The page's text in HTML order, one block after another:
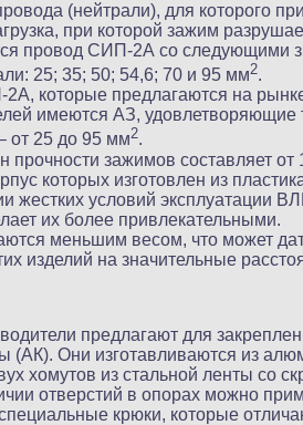
(нейтрали), для которого
при которой зажим
провод СИП-2А со следующими
25; 35; 50; 54,6; 70 и 95 мм2.
которые предлагаются на
имеются АЗ,
от 25 до 95 мм2.
прочности зажимов составляет от
которых изготовлен из
жестких условий эксплуатации
их более привлекательными.
меньшим весом, что может
изделий на значительные
предлагают для
Они изготавливаются из
хомутов из стальной ленты со
отверстий в опорах можно
крюки, которые